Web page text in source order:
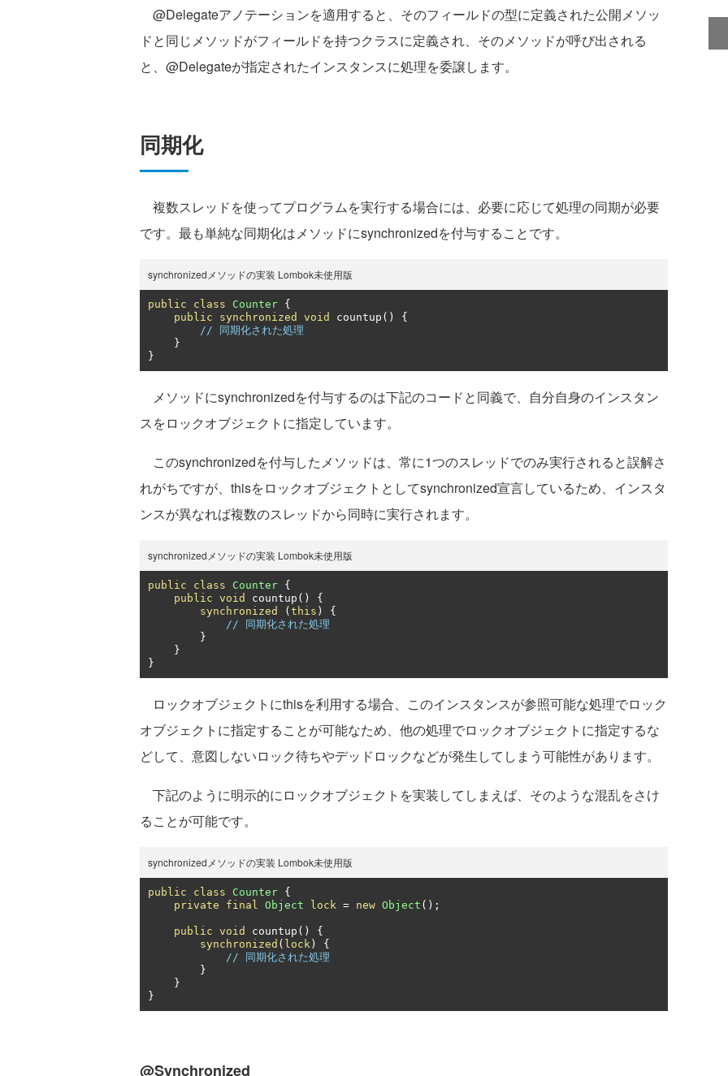
@Delegateアノテーションを適用すると、そのフィールドの型に定義された公開メソッ
ドと同じメソッドがフィールドを持つクラスに定義され、そのメソッドが呼び出される
と、@Delegateが指定されたインスタンスに処理を委譲します。
同期化
複数スレッドを使ってプログラムを実行する場合には、必要に応じて処理の同期が必要
です。最も単純な同期化はメソッドにsynchronizedを付与することです。
synchronizedメソッドの実装 Lombok未使用版
public class Counter {
public
synchronized void countup ()
{
// 同期化された処理
}
}
メソッドにsynchronizedを付与するのは下記のコードと同義で、自分自身のインスタン
スをロックオブジェクトに指定しています。
このsynchronizedを付与したメソッドは、常に1つのスレッドでのみ実行されると誤解さ
れがちですが、thisをロックオブジェクトとしてsynchronized宣言しているため、インスタ
ンスが異なれば複数のスレッドから同時に実行されます。
synchronizedメソッドの実装 Lombok未使用版
public class Counter {
public void countup ()
{
synchronized
( this )
{
// 同期化された処理
}
}
}
ロックオブジェクトにthisを利用する場合、このインスタンスが参照可能な処理でロック
オブジェクトに指定することが可能なため、他の処理でロックオブジェクトに指定するな
どして、意図しないロック待ちやデッドロックなどが発生してしまう可能性があります。
下記のように明示的にロックオブジェクトを実装してしまえば、そのような混乱をさけ
ることが可能です。
synchronizedメソッドの実装 Lombok未使用版
public class Counter {
private
final Object lock = new Object ();
public void countup ()
{
synchronized ( lock )
{
// 同期化された処理
}
}
}
@Synchronized